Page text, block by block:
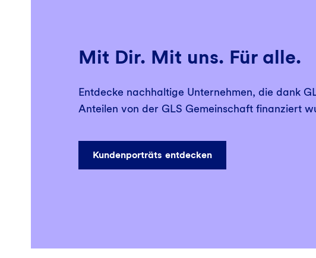
Mit Dir. Mit uns. Für alle.
Entdecke nachhaltige Unternehmen, die dank
Anteilen von der GLS Gemeinschaft finanziert
Kundenporträts entdecken